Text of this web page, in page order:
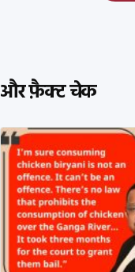
और फ़ैक्ट चेक